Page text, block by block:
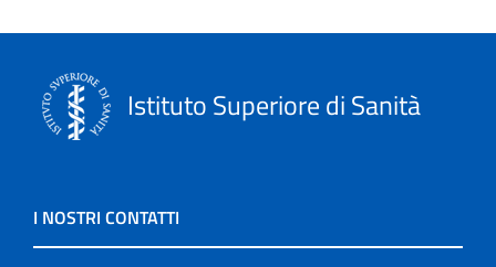
Istituto Superiore di Sanità
I NOSTRI CONTATTI